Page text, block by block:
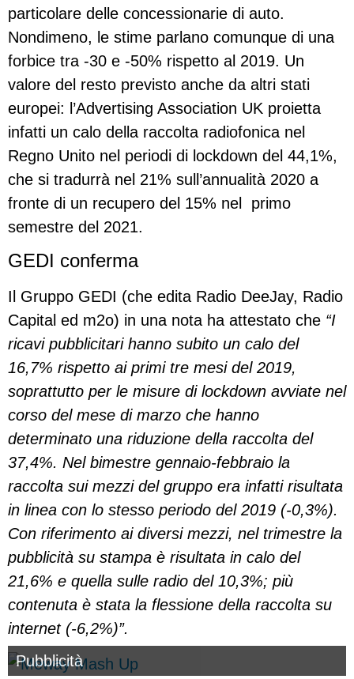
particolare delle concessionarie di auto.
Nondimeno, le stime parlano comunque di una
forbice tra -30 e -50% rispetto al 2019. Un
valore del resto previsto anche da altri stati
europei: l’Advertising Association UK proietta
infatti un calo della raccolta radiofonica nel
Regno Unito nel periodi di lockdown del 44,1%,
che si tradurrà nel 21% sull’annualità 2020 a
fronte di un recupero del 15% nel primo
semestre del 2021.
GEDI conferma
Il Gruppo GEDI (che edita Radio DeeJay, Radio
Capital ed m2o) in una nota ha attestato che “I
ricavi pubblicitari hanno subito un calo del
16,7% rispetto ai primi tre mesi del 2019,
soprattutto per le misure di lockdown avviate nel
corso del mese di marzo che hanno
determinato una riduzione della raccolta del
37,4%. Nel bimestre gennaio-febbraio la
raccolta sui mezzi del gruppo era infatti risultata
in linea con lo stesso periodo del 2019 (-0,3%).
Con riferimento ai diversi mezzi, nel trimestre la
pubblicità su stampa è risultata in calo del
21,6% e quella sulle radio del 10,3%; più
contenuta è stata la flessione della raccolta su
internet (-6,2%)”.
Pubblicità